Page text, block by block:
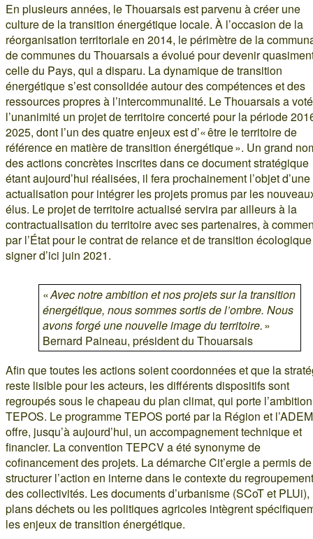
En plusieurs années, le Thouarsais est parvenu à créer une
culture de la transition énergétique locale. À l’occasion de la
réorganisation territoriale en 2014, le périmètre de la
de communes du Thouarsais a évolué pour devenir
celle du Pays, qui a disparu. La dynamique de transition
énergétique s’est consolidée autour des compétences et des
ressources propres à l’intercommunalité. Le Thouarsais a
l’unanimité un projet de territoire concerté pour la période
2025, dont l’un des quatre enjeux est d’« être le territoire de
référence en matière de transition énergétique ». Un grand
des actions concrètes inscrites dans ce document stratégique
étant aujourd’hui réalisées, il fera prochainement l’objet d’une
actualisation pour intégrer les projets promus par les
élus. Le projet de territoire actualisé servira par ailleurs à la
contractualisation du territoire avec ses partenaires, à
par l’État pour le contrat de relance et de transition
signer d’ici juin 2021.
«Avec notre ambition et nos projets sur la transition
énergétique, nous sommes sortis de l’ombre. Nous
avons forgé une nouvelle image du territoire.»
Bernard Paineau, président du Thouarsais
Afin que toutes les actions soient coordonnées et que la
reste lisible pour les acteurs, les différents dispositifs sont
regroupés sous le chapeau du plan climat, qui porte l’ambition
TEPOS. Le programme TEPOS porté par la Région et
offre, jusqu’à aujourd’hui, un accompagnement technique et
financier. La convention TEPCV a été synonyme de
cofinancement des projets. La démarche Cit’ergie a permis de
structurer l’action en interne dans le contexte du regroupement
des collectivités. Les documents d’urbanisme (SCoT et PLUi),
plans déchets ou les politiques agricoles intègrent
les enjeux de transition énergétique.